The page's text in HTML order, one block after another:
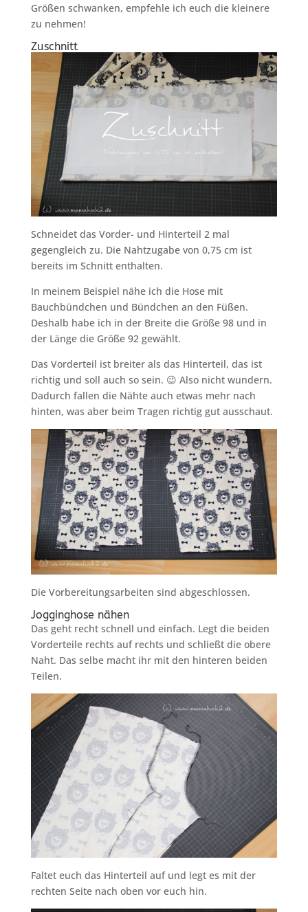
Größen schwanken, empfehle ich euch die kleinere
zu nehmen!
Zuschnitt
Schneidet das Vorder- und Hinterteil 2 mal
gegengleich zu. Die Nahtzugabe von 0,75 cm ist
bereits im Schnitt enthalten.
In meinem Beispiel nähe ich die Hose mit
Bauchbündchen und Bündchen an den Füßen.
Deshalb habe ich in der Breite die Größe 98 und in
der Länge die Größe 92 gewählt.
Das Vorderteil ist breiter als das Hinterteil, das ist
richtig und soll auch so sein. 😉 Also nicht wundern.
Dadurch fallen die Nähte auch etwas mehr nach
hinten, was aber beim Tragen richtig gut ausschaut.
Die Vorbereitungsarbeiten sind abgeschlossen.
Jogginghose nähen
Das geht recht schnell und einfach. Legt die beiden
Vorderteile rechts auf rechts und schließt die obere
Naht. Das selbe macht ihr mit den hinteren beiden
Teilen.
Faltet euch das Hinterteil auf und legt es mit der
rechten Seite nach oben vor euch hin.